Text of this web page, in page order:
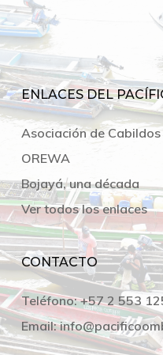
ENLACES DEL
Asociación de
OREWA
Bojayá, una década
Ver todos los enlaces
CONTACTO
Teléfono:+57 2 553
Email: